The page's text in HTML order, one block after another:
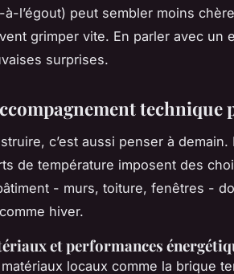
à-l’égout) peut sembler moins
grimper vite. En parler avec un
surprises.
technique
c’est aussi penser à
de température imposent des
- murs, toiture, fenêtres -
hiver.
et performances
locaux comme la brique